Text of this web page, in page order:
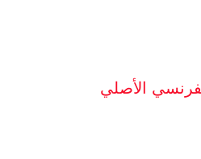
الأصلي